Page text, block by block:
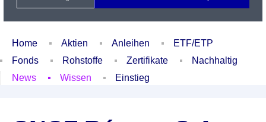
Home Aktien Anleihen
ETF/ETP
Fonds
Rohstoffe Zertifikate
Nachhaltig
News
Wissen Einstieg